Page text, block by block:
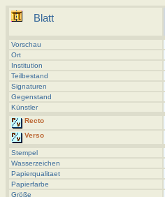
Blatt
Vorschau
Ort
Institution
Teilbestand
Signaturen
Gegenstand
Künstler
Recto
Verso
Stempel
Wasserzeichen
Papierqualitaet
Papierfarbe
Größe